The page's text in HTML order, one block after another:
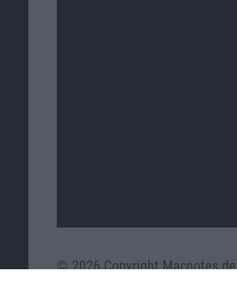
© 2026 Copyright Macnotes.de